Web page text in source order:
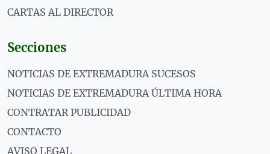
CARTAS AL DIRECTOR
Secciones
NOTICIAS DE EXTREMADURA SUCESOS
NOTICIAS DE EXTREMADURA ÚLTIMA HORA
CONTRATAR PUBLICIDAD
CONTACTO
AVISO LEGAL